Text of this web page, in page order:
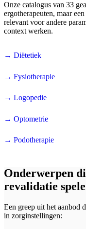
Onze catalogus van 33
ergotherapeuten, maar
relevant voor andere
context werken.
→ Diëtetiek
→ Fysiotherapie
→ Logopedie
→ Optometrie
→ Podotherapie
Onderwerpen
revalidatie
Een greep uit het aanbod
in zorginstellingen: